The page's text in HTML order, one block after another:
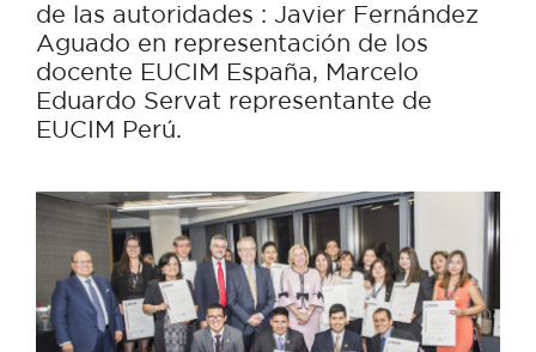
de las autoridades : Javier Fernández
Aguado en representación de los
docente EUCIM España, Marcelo
Eduardo Servat representante de
EUCIM Perú.